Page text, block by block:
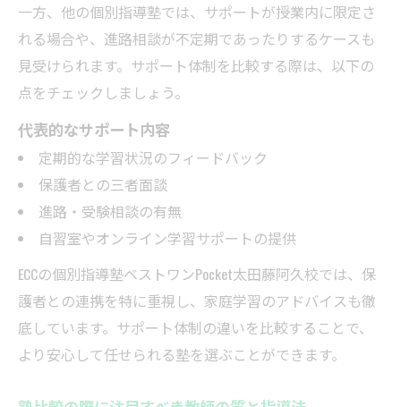
一方、他の個別指導塾では、サポートが授業内に限定さ
れる場合や、進路相談が不定期であったりするケースも
見受けられます。サポート体制を比較する際は、以下の
点をチェックしましょう。
代表的なサポート内容
定期的な学習状況のフィードバック
保護者との三者面談
進路・受験相談の有無
自習室やオンライン学習サポートの提供
ECCの個別指導塾ベストワンPocket太田藤阿久校では、保
護者との連携を特に重視し、家庭学習のアドバイスも徹
底しています。サポート体制の違いを比較することで、
より安心して任せられる塾を選ぶことができます。